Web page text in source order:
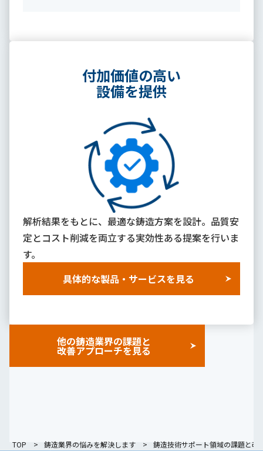
付加価値の高い
設備を提供
解析結果をもとに、最適な鋳造方案を設計。品質安
定とコスト削減を両立する実効性ある提案を行いま
す。
具体的な製品・サービスを見る
他の鋳造業界の課題と
改善アプローチを見る
TOP 鋳造業界の悩みを解決します 鋳造技術サポート領域の課題と改